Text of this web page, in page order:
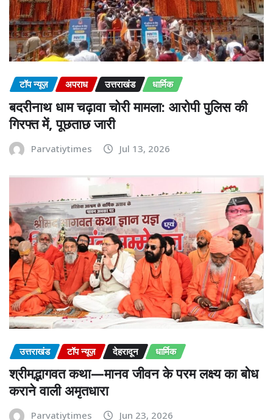
टॉप न्यूज़ अपराध उत्तराखंड धार्मिक
बदरीनाथ धाम चढ़ावा चोरी मामला: आरोपी पुलिस की
गिरफ्त में, पूछताछ जारी
Parvatiytimes Jul 13, 2026
उत्तराखंड टॉप न्यूज़ देहरादून धार्मिक
श्रीमद्भागवत कथा—मानव जीवन के परम लक्ष्य का बोध
कराने वाली अमृतधारा
Parvatiytimes Jun 23, 2026